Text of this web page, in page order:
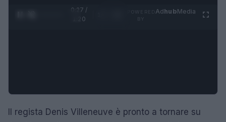
0:28 /
1:20
AdhubMedia
Il regista Denis Villeneuve è pronto a tornare su